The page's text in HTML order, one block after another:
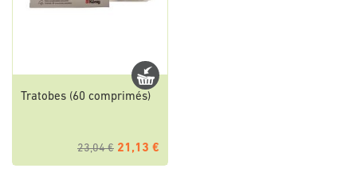
Tratobes (60 comprimés)
23,04 € 21,13 €